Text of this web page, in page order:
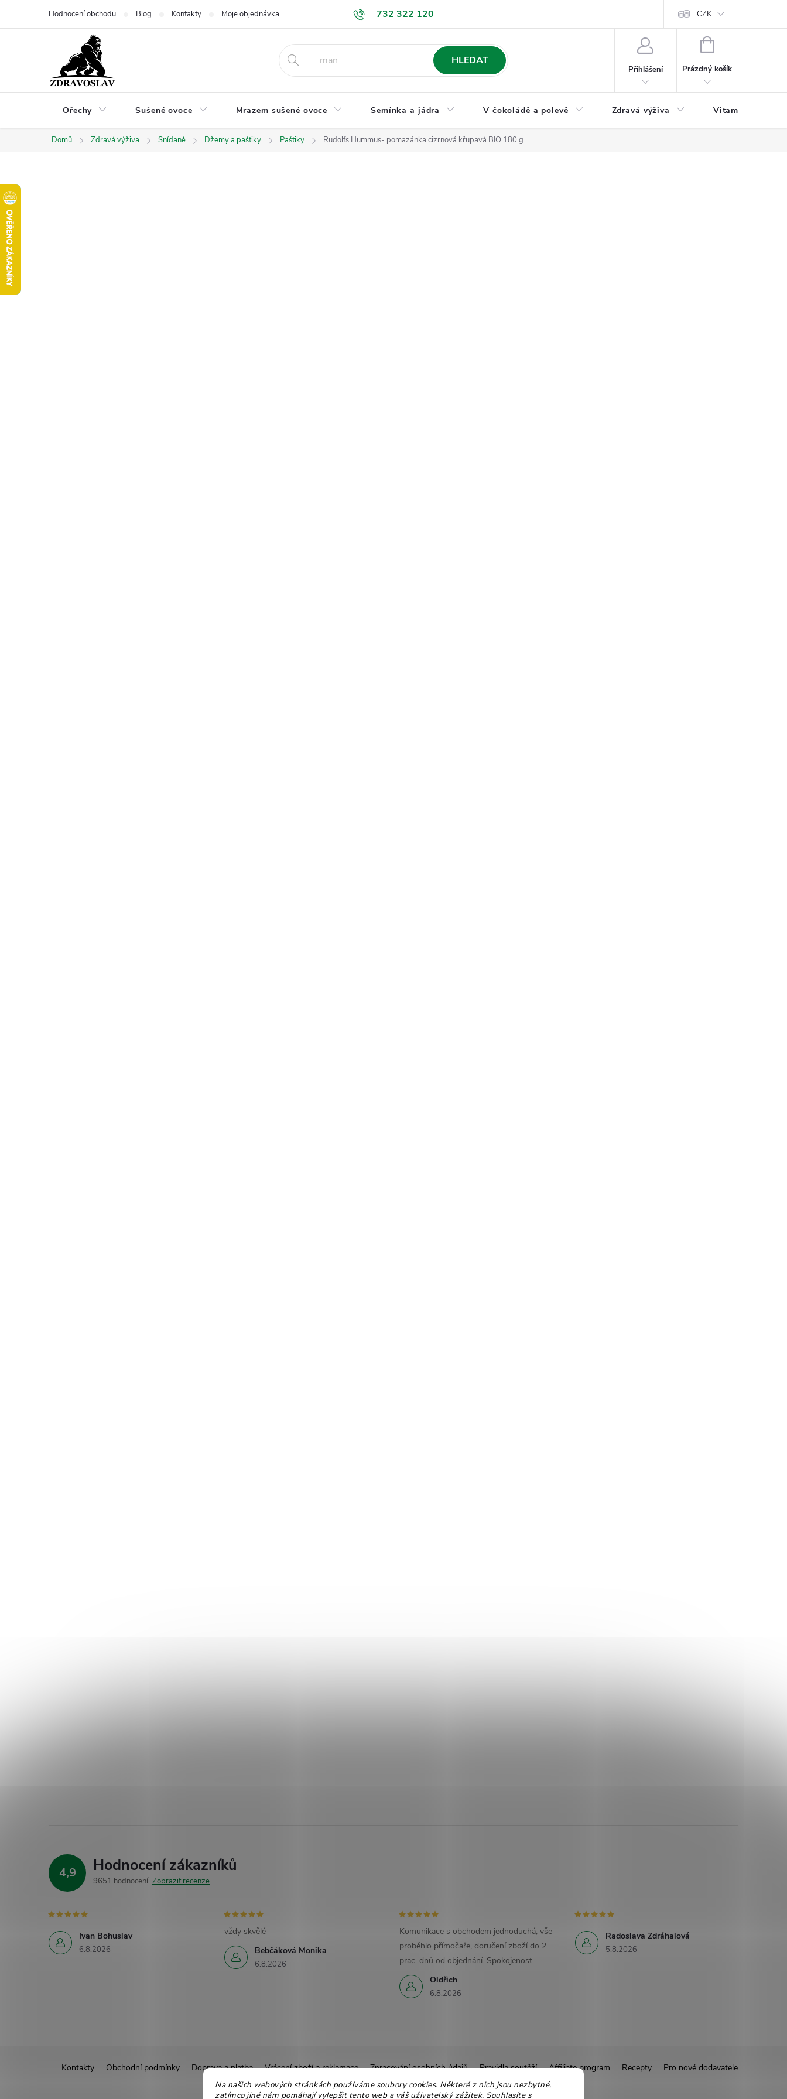
Na našich webových stránkách používáme soubory cookies. Některé z nich jsou nezbytné,
zatímco jiné nám pomáhají vylepšit tento web a váš uživatelský zážitek. Souhlasíte s
732 322 120
Hodnocení obchodu Blog Kontakty Moje objednávka GDPR a ochrana osobních údajů Jak nakupovat Formulář pro odstoupení od
CZK
HLEDAT
Přihlášení
NÁKUPNÍ
Prázdný košík
Ořechy Sušené ovoce Mrazem sušené ovoce Semínka a jádra V čokoládě a polevě Zdravá výživa Vitamíny a
Domů Zdravá výživa Snídaně Džemy a paštiky Paštiky Rudolfs Hummus- pomazánka cizrnová křupavá BIO 180 g
4,9 Hodnocení zákazníků
9651 hodnocení Zobrazit recenze
Ivan Bohuslav
6.8.2026 Bebčáková Monika
6.8.2026
vždy skvělé
Oldřich
6.8.2026
Komunikace s obchodem jednoduchá, vše
proběhlo přímočaře, doručení zboží do 2
prac. dnů od objednání. Spokojenost.
Radoslava Zdráhalová
5.8.2026
Kontakty Obchodní podmínky Doprava a platba Vrácení zboží a reklamace Zpracování osobních údajů Pravidla soutěží Affiliate program Recepty
Pro nové dodavatele
Ekologické balení
Moje objednávka